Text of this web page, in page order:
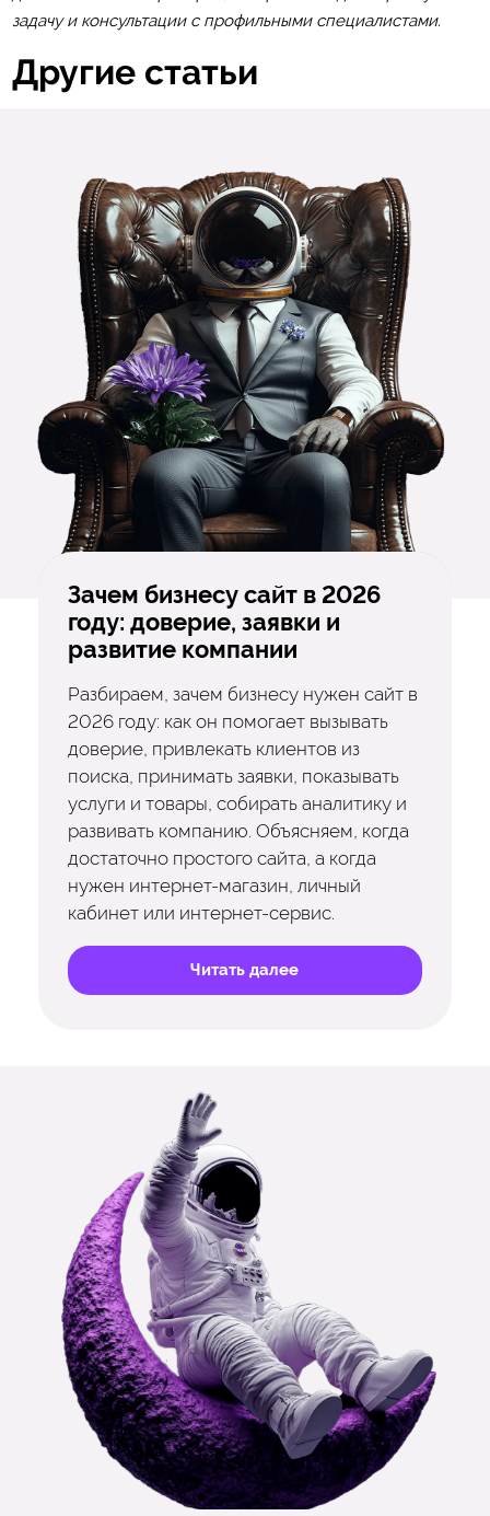
задачу и консультации с профильными специалистами.
Другие статьи
Зачем бизнесу сайт в 2026
году: доверие, заявки и
развитие компании
Разбираем, зачем бизнесу нужен сайт в
2026 году: как он помогает вызывать
доверие, привлекать клиентов из
поиска, принимать заявки, показывать
услуги и товары, собирать аналитику и
развивать компанию. Объясняем, когда
достаточно простого сайта, а когда
нужен интернет-магазин, личный
кабинет или интернет-сервис.
Читать далее